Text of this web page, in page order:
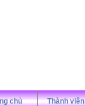
chủ Thành viên